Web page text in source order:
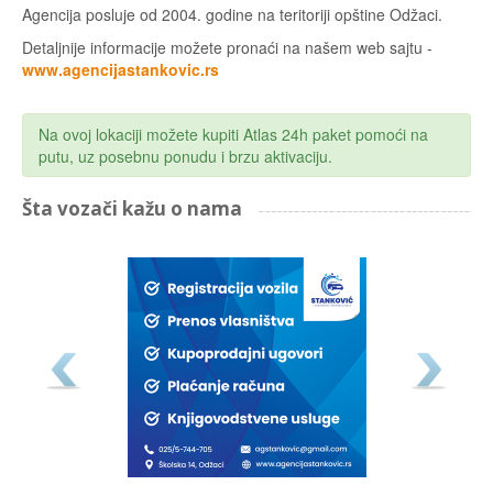
Agencija posluje od 2004. godine na teritoriji opštine Odžaci.
Detaljnije informacije možete pronaći na našem web sajtu -
www.agencijastankovic.rs
Na ovoj lokaciji možete kupiti Atlas 24h paket pomoći na
putu, uz posebnu ponudu i brzu aktivaciju.
Šta vozači kažu o nama